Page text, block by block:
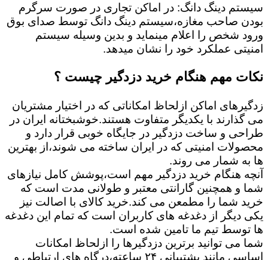
سیستم دینگ دانگ: در اماکن تجاری در صورت سرگرم
بودن صاحب مغازه،سیستم دینگ دانگ توسط صدای بوق
ورود شخص را اعلام مینماید و بدین وسیله سیستم
امنیتی عملکرد خود را نشان میدهد.
نکات مهم هنگام خرید دزدگیر چیست ؟
زدگیرهای اماکن ازلحاظ امکاناتی که در اختیار مشتریان
می گذارند با یکدیگر متفاوت هستند.خوشبختانه ایران در
طراحی و ساخت دزدگیر در جایگاه خوبی قرار دارد و
محصولات امنیتی که در ایران ساخته می شوند،از بهترین
ها به شمار می روند.
آنچه هنگام خرید دزدگیر مهم است،پوشش کامل نیازهای
شما و همچنین گارانتی معتبر و طولانی مدت است که
خرید شما را مطمعن می کند.خرید کالای با اصالت نیز
یکی دیگر از دغدغه های کاربران است که تمام این دغدغه
ها توسط تیم ما تامین شده است.
شما می توانید برترین دزدگیرها را ازلحاظ امکانات
اساسی مانند پشتیبانی ۲۴ ساعته،درگاه های ارتباطی و